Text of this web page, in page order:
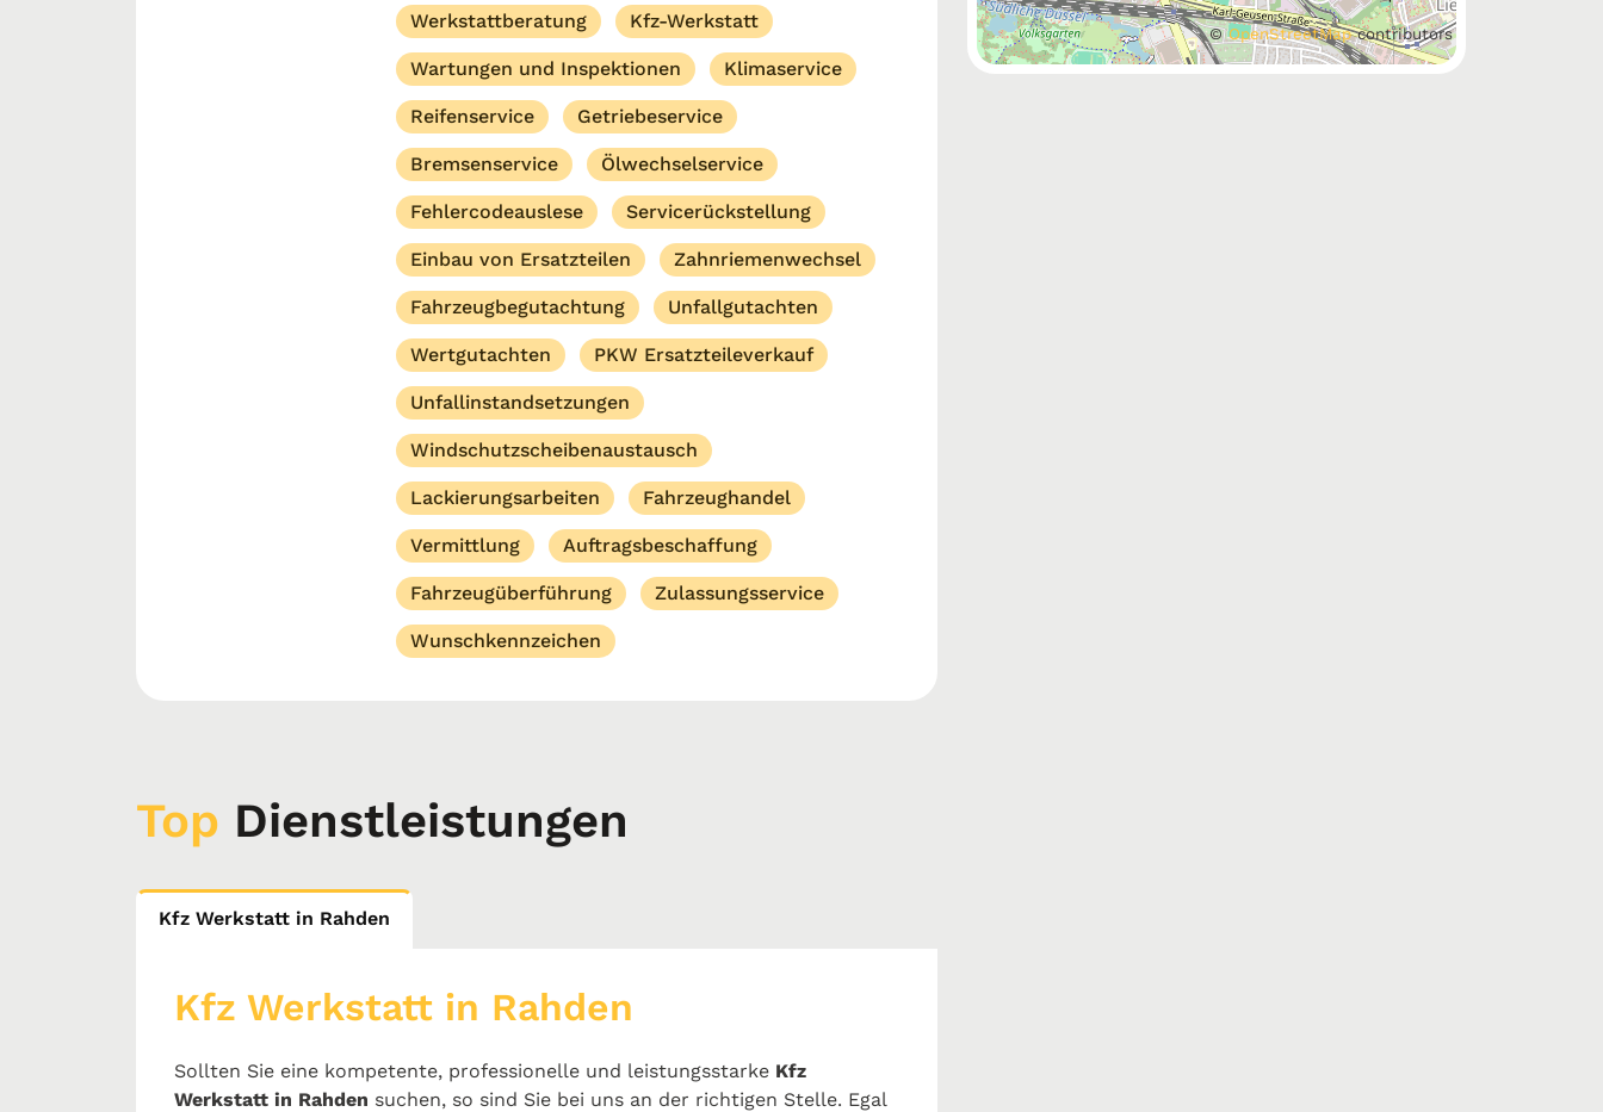
Werkstattberatung Kfz-Werkstatt
Wartungen und Inspektionen Klimaservice
Reifenservice Getriebeservice
Bremsenservice Ölwechselservice
Fehlercodeauslese Servicerückstellung
Einbau von Ersatzteilen Zahnriemenwechsel
Fahrzeugbegutachtung Unfallgutachten
Wertgutachten PKW Ersatzteileverkauf
Unfallinstandsetzungen
Windschutzscheibenaustausch
Lackierungsarbeiten Fahrzeughandel
Vermittlung Auftragsbeschaffung
Fahrzeugüberführung Zulassungsservice
Wunschkennzeichen
©OpenStreetMapcontributors
Top Dienstleistungen
Kfz Werkstatt in Rahden
Kfz Werkstatt in Rahden
Sollten Sie eine kompetente, professionelle und leistungsstarke Kfz
Werkstatt in Rahden suchen, so sind Sie bei uns an der richtigen Stelle. Egal